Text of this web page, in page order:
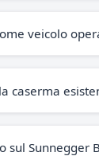
veicolo
caserma
Sunnegger